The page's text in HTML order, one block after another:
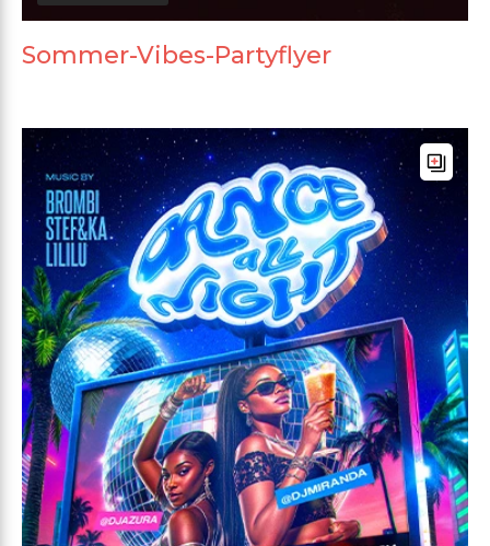
Sommer-Vibes-Partyflyer